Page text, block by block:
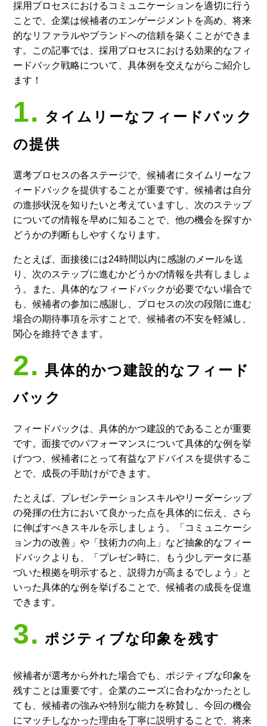
採用プロセスにおけるコミュニケーションを適切に行う
ことで、企業は候補者のエンゲージメントを高め、将来
的なリファラルやブランドへの信頼を築くことができま
す。この記事では、採用プロセスにおける効果的なフィ
ードバック戦略について、具体例を交えながらご紹介し
ます！
1. タイムリーなフィードバック
の提供
選考プロセスの各ステージで、候補者にタイムリーなフ
ィードバックを提供することが重要です。候補者は自分
の進捗状況を知りたいと考えていますし、次のステップ
についての情報を早めに知ることで、他の機会を探すか
どうかの判断もしやすくなります。
たとえば、面接後には24時間以内に感謝のメールを送
り、次のステップに進むかどうかの情報を共有しましょ
う。また、具体的なフィードバックが必要でない場合で
も、候補者の参加に感謝し、プロセスの次の段階に進む
場合の期待事項を示すことで、候補者の不安を軽減し、
関心を維持できます。
2. 具体的かつ建設的なフィード
バック
フィードバックは、具体的かつ建設的であることが重要
です。面接でのパフォーマンスについて具体的な例を挙
げつつ、候補者にとって有益なアドバイスを提供するこ
とで、成長の手助けができます。
たとえば、プレゼンテーションスキルやリーダーシップ
の発揮の仕方において良かった点を具体的に伝え、さら
に伸ばすべきスキルを示しましょう。「コミュニケーシ
ョン力の改善」や「技術力の向上」など抽象的なフィー
ドバックよりも、「プレゼン時に、もう少しデータに基
づいた根拠を明示すると、説得力が高まるでしょう」と
いった具体的な例を挙げることで、候補者の成長を促進
できます。
3. ポジティブな印象を残す
候補者が選考から外れた場合でも、ポジティブな印象を
残すことは重要です。企業のニーズに合わなかったとし
ても、候補者の強みや特別な能力を称賛し、今回の機会
にマッチしなかった理由を丁寧に説明することで、将来